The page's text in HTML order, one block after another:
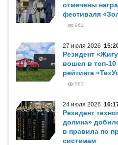
отмечены
фестиваля
961
27 июля 2026
Резидент
вошел в топ-10
рейтинга
961
24 июля 2026
Резидент
долина»
в правила по
системам